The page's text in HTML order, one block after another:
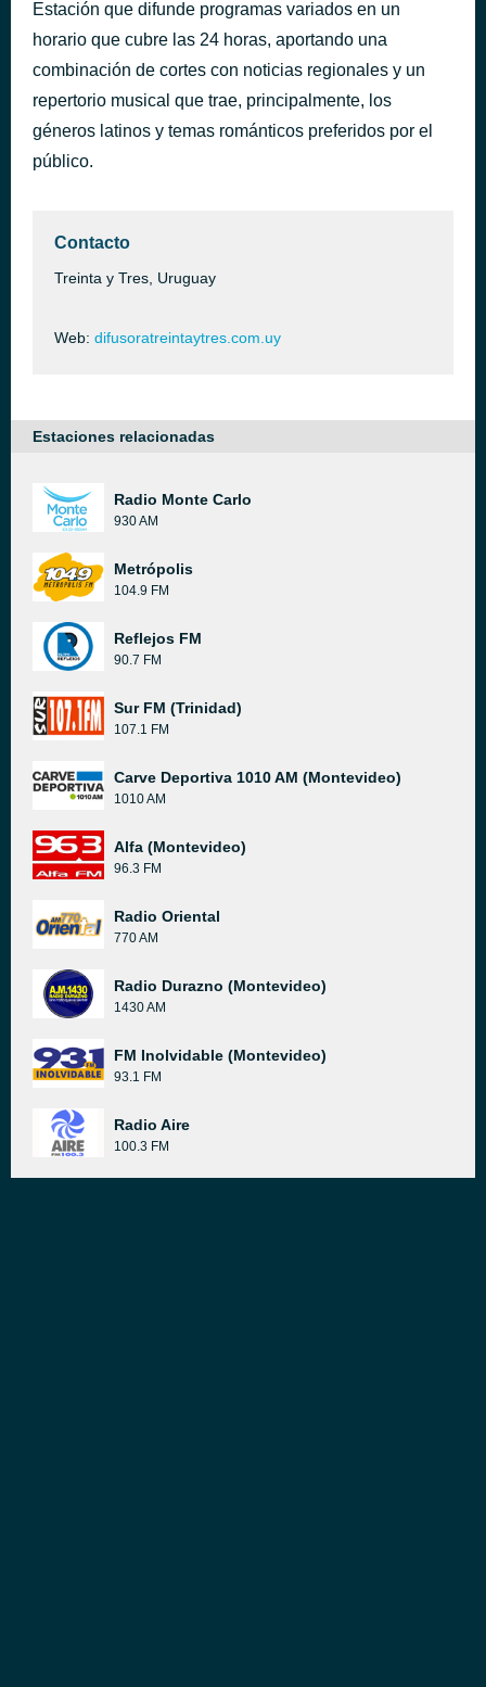
Me Duele Amarte
Reik
hace 7 horas
Estación que difunde programas variados en un
horario que cubre las 24 horas, aportando una
combinación de cortes con noticias regionales y un
repertorio musical que trae, principalmente, los
géneros latinos y temas románticos preferidos por el
público.
Contacto
Treinta y Tres, Uruguay
Web: difusoratreintaytres.com.uy
Estaciones relacionadas
Radio Monte Carlo
930 AM
Metrópolis
104.9 FM
Reflejos FM
90.7 FM
Sur FM (Trinidad)
107.1 FM
Carve Deportiva 1010 AM (Montevideo)
1010 AM
Alfa (Montevideo)
96.3 FM
Radio Oriental
770 AM
Radio Durazno (Montevideo)
1430 AM
FM Inolvidable (Montevideo)
93.1 FM
Radio Aire
100.3 FM